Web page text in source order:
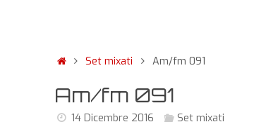
Set mixati Am/fm 091
Am/fm 091
14 Dicembre 2016 Set mixati